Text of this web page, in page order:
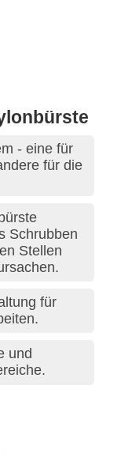
- eine für
für die
Schrubben
Stellen
für
und